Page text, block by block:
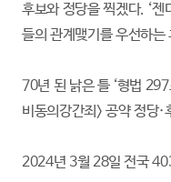
후보와 정당을 찍겠다. ‘젠
들의 관계맺기를 우선하는
70년 된 낡은 틀 ‘형법
비동의강간죄> 공약 정당·
2024년 3월 28일 전국